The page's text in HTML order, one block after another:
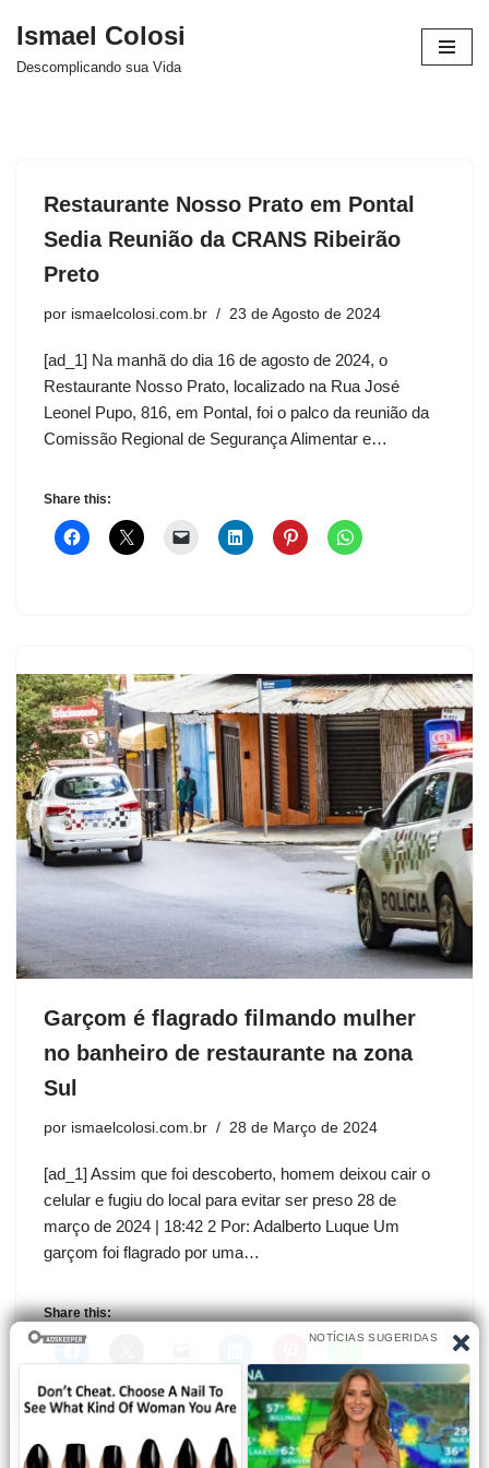
Avançar
Ismael Colosi
Descomplicando sua Vida
Restaurante Nosso Prato em Pontal
Sedia Reunião da CRANS Ribeirão
Preto
por ismaelcolosi.com.br 23 de Agosto de 2024
[ad_1] Na manhã do dia 16 de agosto de 2024, o
Restaurante Nosso Prato, localizado na Rua José
Leonel Pupo, 816, em Pontal, foi o palco da reunião da
Comissão Regional de Segurança Alimentar e…
Share this:
Garçom é flagrado filmando mulher
no banheiro de restaurante na zona
Sul
por ismaelcolosi.com.br 28 de Março de 2024
[ad_1] Assim que foi descoberto, homem deixou cair o
celular e fugiu do local para evitar ser preso 28 de
março de 2024 | 18:42 2 Por: Adalberto Luque Um
garçom foi flagrado por uma…
Share this: